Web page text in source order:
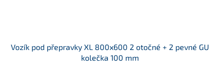
Vozík pod přepravky XL 800x600 2 otočné + 2 pevné GU
kolečka 100 mm